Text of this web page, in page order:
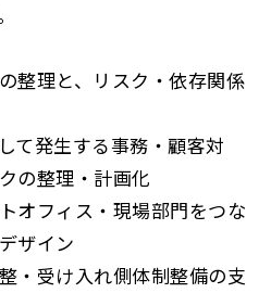
整理と、リスク・依存関係
て発生する事務・顧客対
の整理・計画化
オフィス・現場部門をつな
ザイン
・受け入れ側体制整備の支